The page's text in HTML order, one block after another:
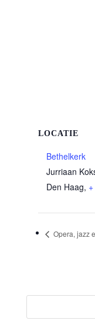
LOCATIE
Bethelkerk
Jurriaan
Den Haag,
Opera, jazz